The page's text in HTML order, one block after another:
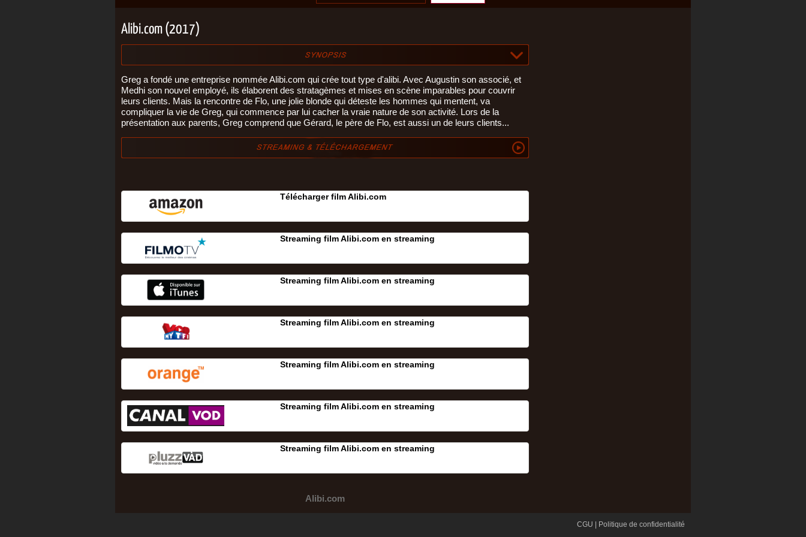
Alibi.com (2017)
Greg a fondé une entreprise nommée Alibi.com qui crée tout type d'alibi. Avec Augustin son associé, et
Medhi son nouvel employé, ils élaborent des stratagèmes et mises en scène imparables pour couvrir
leurs clients. Mais la rencontre de Flo, une jolie blonde qui déteste les hommes qui mentent, va
compliquer la vie de Greg, qui commence par lui cacher la vraie nature de son activité. Lors de la
présentation aux parents, Greg comprend que Gérard, le père de Flo, est aussi un de leurs clients...
Télécharger film Alibi.com
Streaming film Alibi.com en streaming
Streaming film Alibi.com en streaming
Streaming film Alibi.com en streaming
Streaming film Alibi.com en streaming
Streaming film Alibi.com en streaming
Streaming film Alibi.com en streaming
Alibi.com
CGU Politique de confidentialité